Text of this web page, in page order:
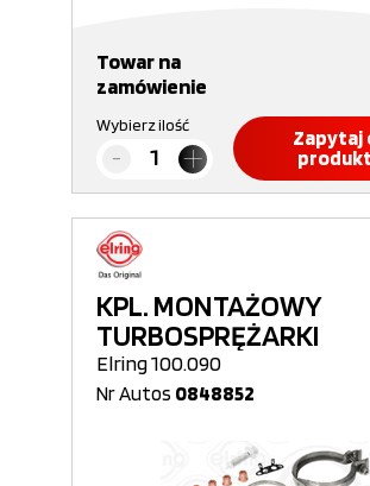
Towar na
zamówienie
Wybierz ilość
Zapytaj
produkt
KPL. MONTAŻOWY
TURBOSPRĘŻARKI
Elring 100.090
Nr Autos 0848852